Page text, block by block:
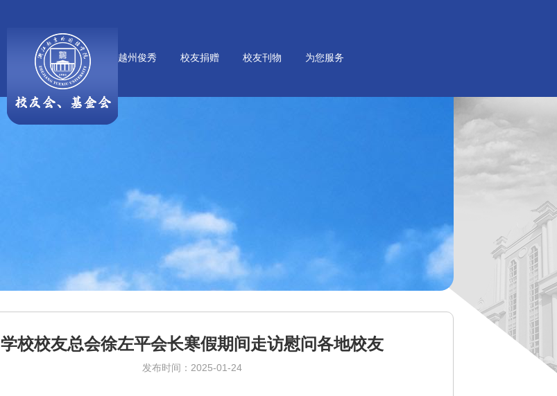
越州俊秀 校友捐赠 校友刊物 为您服务
学校校友总会徐左平会长寒假期间走访慰问各地校友
发布时间：2025-01-24